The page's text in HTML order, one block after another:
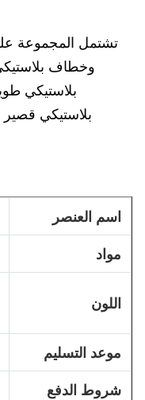
اسم العنصر
مواد
اللون
موعد التسليم
شروط الدفع